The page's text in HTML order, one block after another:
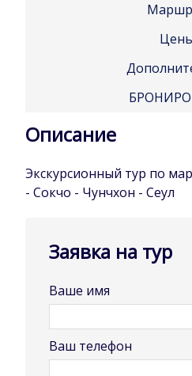
Описание
Экскурсионный тур по
- Сокчо - Чунчхон - Сеул
Заявка на тур
Ваше имя
Ваш телефон